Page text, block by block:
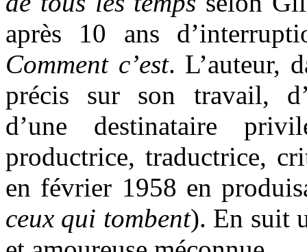
après 10 ans
Comment c’est. L’auteur,
précis sur son travail,
d’une destinataire
productrice, traductrice,
en février 1958 en
ceux qui tombent). En suit